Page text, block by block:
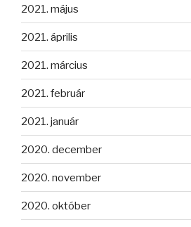
2021. május
2021. április
2021. március
2021. február
2021. január
2020. december
2020. november
2020. október